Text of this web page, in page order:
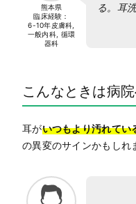
熊本県
臨床経験：
6-10年皮膚科,
一般内科, 循環
器科
る。耳
こんなときは病
耳がいつもより汚れてい
の異変のサインかもしれ